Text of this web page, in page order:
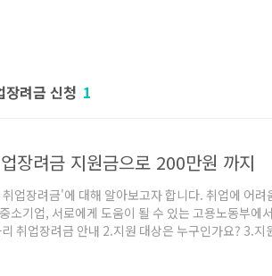
장려금 신청 1
장려금 지원금으로 200만원 까지
업장려금'에 대해 알아보고자 합니다. 취업에 어
소기업, 서로에게 도움이 될 수 있는 고용노동부에
취업장려금 안내 2.지원 대상은 누구인가요? 3.
, 중소기업의 인력난을 해소하는 데 큰 도움을 주기